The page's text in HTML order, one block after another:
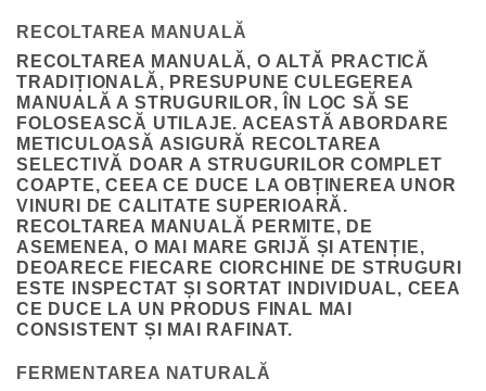
RECOLTAREA MANUALĂ
RECOLTAREA MANUALĂ, O ALTĂ PRACTICĂ
TRADIȚIONALĂ, PRESUPUNE CULEGEREA
MANUALĂ A STRUGURILOR, ÎN LOC SĂ SE
FOLOSEASCĂ UTILAJE. ACEASTĂ ABORDARE
METICULOASĂ ASIGURĂ RECOLTAREA
SELECTIVĂ DOAR A STRUGURILOR COMPLET
COAPTE, CEEA CE DUCE LA OBȚINEREA UNOR
VINURI DE CALITATE SUPERIOARĂ.
RECOLTAREA MANUALĂ PERMITE, DE
ASEMENEA, O MAI MARE GRIJĂ ȘI ATENȚIE,
DEOARECE FIECARE CIORCHINE DE STRUGURI
ESTE INSPECTAT ȘI SORTAT INDIVIDUAL, CEEA
CE DUCE LA UN PRODUS FINAL MAI
CONSISTENT ȘI MAI RAFINAT.
FERMENTAREA NATURALĂ